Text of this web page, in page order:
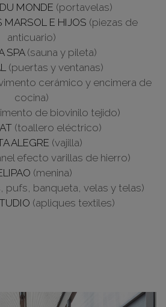
MONDE (portavelas)
MARSOL E HIJOS (piezas de
anticuario)
SPA(sauna y pileta)
(puertas y ventanas)
cerámico y encimera de
cocina)
de biovinilo tejido)
(toallero eléctrico)
ALEGRE (vajilla)
efecto varillas de hierro)
(menina)
pufs, banqueta, velas y telas)
(apliques textiles)